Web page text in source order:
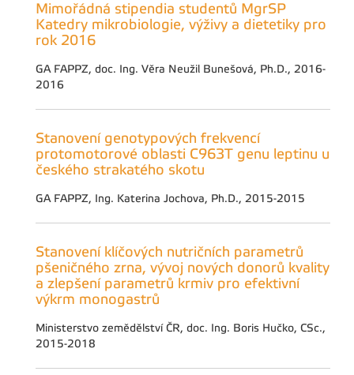
Mimořádná stipendia studentů MgrSP
Katedry mikrobiologie, výživy a dietetiky pro
rok 2016
GA FAPPZ, doc. Ing. Věra Neužil Bunešová, Ph.D., 2016-
2016
Stanovení genotypových frekvencí
protomotorové oblasti C963T genu leptinu u
českého strakatého skotu
GA FAPPZ, Ing. Katerina Jochova, Ph.D., 2015-2015
Stanovení klíčových nutričních parametrů
pšeničného zrna, vývoj nových donorů kvality
a zlepšení parametrů krmiv pro efektivní
výkrm monogastrů
Ministerstvo zemědělství ČR, doc. Ing. Boris Hučko, CSc.,
2015-2018